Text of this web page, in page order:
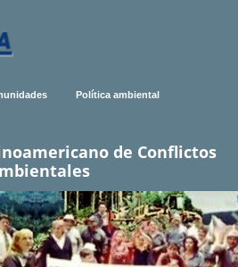
Política ambiental
de Conflictos